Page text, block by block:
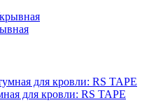
для кровли: RS TAPE